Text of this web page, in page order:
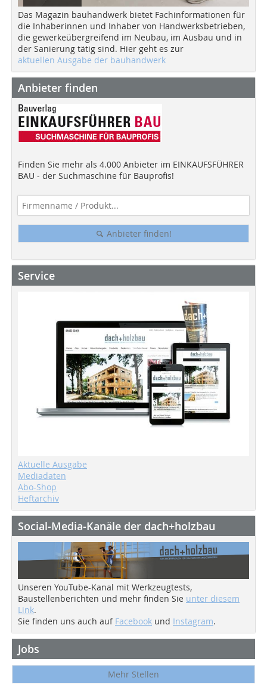
Das Magazin bauhandwerk bietet Fachinformationen für
die Inhaberinnen und Inhaber von Handwerksbetrieben,
die gewerkeübergreifend im Neubau, im Ausbau und in
der Sanierung tätig sind. Hier geht es zur
aktuellen Ausgabe der bauhandwerk
Anbieter finden
Finden Sie mehr als 4.000 Anbieter im EINKAUFSFÜHRER
BAU - der Suchmaschine für Bauprofis!
Anbieter finden!
Service
Aktuelle Ausgabe
Mediadaten
Abo-Shop
Heftarchiv
Social-Media-Kanäle der dach+holzbau
Unseren YouTube-Kanal mit Werkzeugtests,
Baustellenberichten und mehr finden Sie unter diesem
Link.
Sie finden uns auch auf Facebook und Instagram.
Jobs
Mehr Stellen